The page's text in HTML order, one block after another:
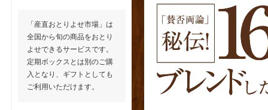
「産直おとりよせ市場」は
全国から旬の商品をおとり
よせできるサービスです。
定期ボックスとは別のご購
入となり、ギフトとしても
ご利用いただけます。